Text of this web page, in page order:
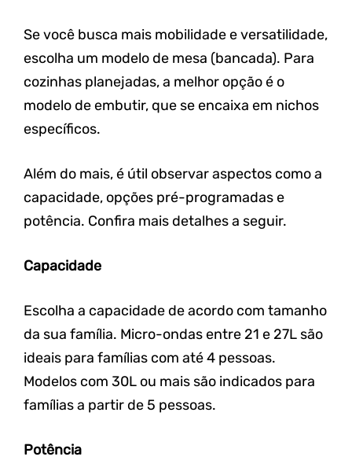
Se você busca mais mobilidade e versatilidade,
escolha um modelo de mesa (bancada). Para
cozinhas planejadas, a melhor opção é o
modelo de embutir, que se encaixa em nichos
específicos.
Além do mais, é útil observar aspectos como a
capacidade, opções pré-programadas e
potência. Confira mais detalhes a seguir.
Capacidade
Escolha a capacidade de acordo com tamanho
da sua família. Micro-ondas entre 21 e 27L são
ideais para famílias com até 4 pessoas.
Modelos com 30L ou mais são indicados para
famílias a partir de 5 pessoas.
Potência